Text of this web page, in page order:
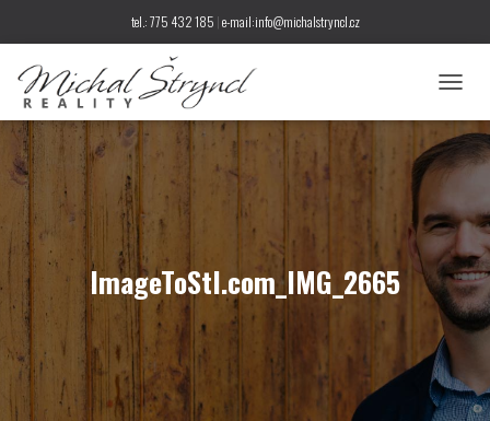
tel.: 775 432 185 |e-mail:info@michalstryncl.cz
Ř
E
P
U
T
N
A
V
I
G
C
I
ImageToStl.com_IMG_2665